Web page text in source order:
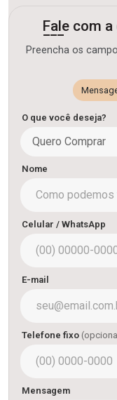
Fale com
Preencha os
O que você deseja?
Quero Comprar
Nome
Celular / WhatsApp
E-mail
Telefone fixo
Mensagem